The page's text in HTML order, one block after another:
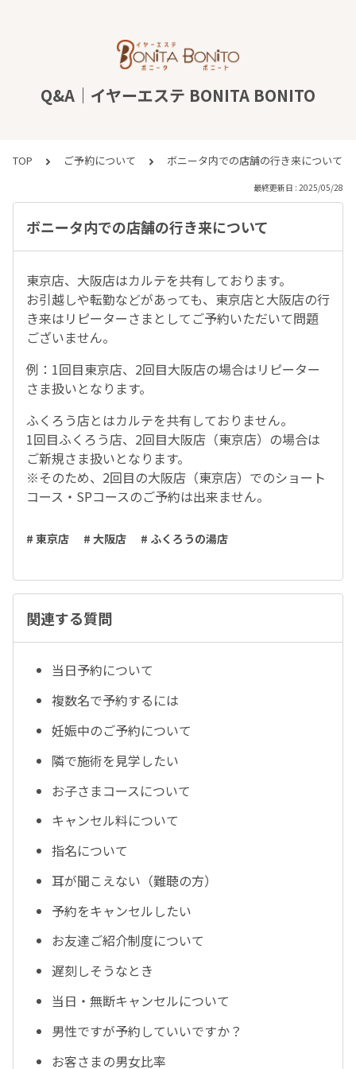
Q&A｜イヤーエステ BONITA BONITO
TOP ご予約について ボニータ内での店舗の行き来について
最終更新日 : 2025/05/28
ボニータ内での店舗の行き来について
東京店、大阪店はカルテを共有しております。
お引越しや転勤などがあっても、東京店と大阪店の行
き来はリピーターさまとしてご予約いただいて問題
ございません。
例：1回目東京店、2回目大阪店の場合はリピーター
さま扱いとなります。
ふくろう店とはカルテを共有しておりません。
1回目ふくろう店、2回目大阪店（東京店）の場合は
ご新規さま扱いとなります。
※そのため、2回目の大阪店（東京店）でのショート
コース・SPコースのご予約は出来ません。
# 東京店 # 大阪店 # ふくろうの湯店
関連する質問
当日予約について
複数名で予約するには
妊娠中のご予約について
隣で施術を見学したい
お子さまコースについて
キャンセル料について
指名について
耳が聞こえない（難聴の方）
予約をキャンセルしたい
お友達ご紹介制度について
遅刻しそうなとき
当日・無断キャンセルについて
男性ですが予約していいですか？
お客さまの男女比率